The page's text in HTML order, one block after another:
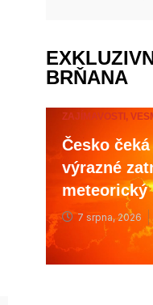
BRŇANA
ZAJÍMAVOSTI,
Česko
výrazné
meteorický
7 srpna, 2026